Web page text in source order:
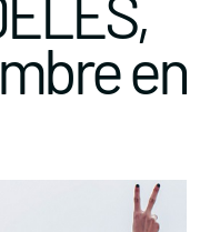
en